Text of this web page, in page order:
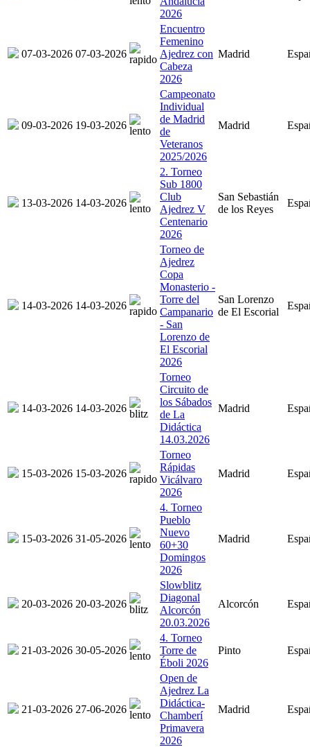
2026
07-03-2026 07-03-2026
Encuentro
Femenino
Ajedrez con
Cabeza
2026
Madrid
09-03-2026 19-03-2026
Campeonato
Individual
de Madrid
de
Veteranos
2025/2026
Madrid
13-03-2026 14-03-2026
2. Torneo
Sub 1800
Club
Ajedrez V
Centenario
2026
San Sebastián
de los Reyes
14-03-2026 14-03-2026
Torneo de
Ajedrez
Copa
Monasterio -
Torre del
Campanario
- San
Lorenzo de
El Escorial
2026
San Lorenzo
de El Escorial
14-03-2026 14-03-2026
Torneo
Circuito de
los Sábados
de La
Didáctica
14.03.2026
Madrid
15-03-2026 15-03-2026
Torneo
Rápidas
Vicálvaro
2026
Madrid
15-03-2026 31-05-2026
4. Torneo
Pueblo
Nuevo
60+30
Domingos
2026
Madrid
20-03-2026 20-03-2026
Slowblitz
Diagonal
Alcorcón
20.03.2026
Alcorcón
21-03-2026 30-05-2026
4. Torneo
Torre de
Éboli 2026
Pinto
21-03-2026 27-06-2026
Open de
Ajedrez La
Didáctica-
Chamberí
Primavera
2026
Madrid